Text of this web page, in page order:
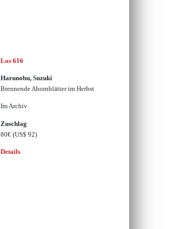
Los 616
Harunobu, Suzuki
Brennende Ahornblätter im Herbst
Im Archiv
Zuschlag
80€ (US$ 92)
Details